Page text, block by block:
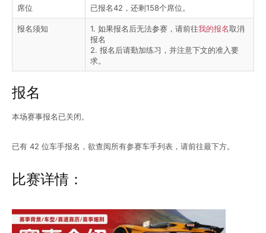
席位 已报名42，还剩158个席位。
报名须知 1. 如果报名后无法参赛，请前往我的报名取消
报名
2. 报名后请勤加练习，并注意下文的准入要
求。
报名
本场赛事报名已关闭。
已有 42 位车手报名，欲查阅所有参赛车手列表，请前往最下方。
比赛详情：